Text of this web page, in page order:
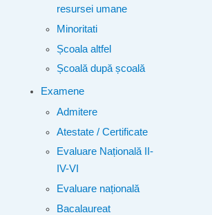
resursei umane
Minoritati
Școala altfel
Școală după școală
Examene
Admitere
Atestate / Certificate
Evaluare Națională II-
IV-VI
Evaluare națională
Bacalaureat